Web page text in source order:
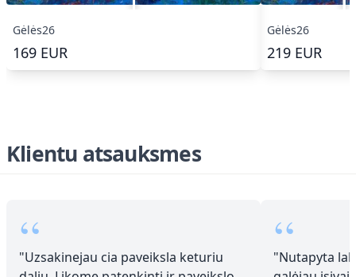
Gėlės26
169 EUR
Gėlės26
219 EUR
Klientu atsauksmes
“
"Uzsakinejau cia paveiksla keturiu
“
"Nutapyta